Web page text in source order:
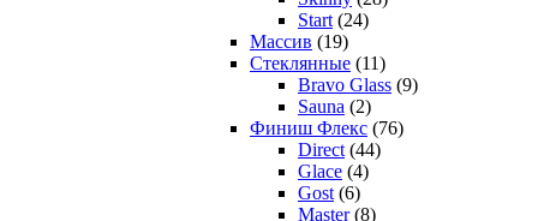
Start (24)
Массив (19)
Стеклянные (11)
Bravo Glass (9)
Sauna (2)
Финиш Флекс (76)
Direct (44)
Glace (4)
Gost (6)
Master (8)